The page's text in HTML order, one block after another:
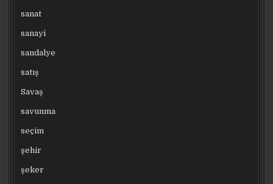
sanat
sanayi
sandalye
satış
Savaş
savunma
seçim
şehir
şeker